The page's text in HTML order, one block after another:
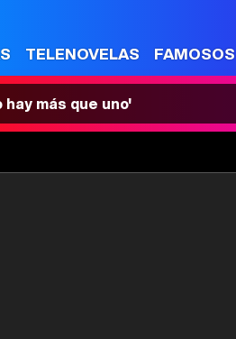
TELENOVELAS FAMOSOS
más que uno'